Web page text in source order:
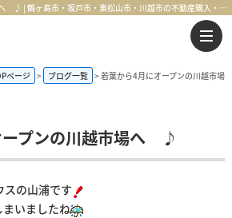
若葉から4月にオープンの川越市場へ ♪ | 鶴ヶ島市・坂戸市・東松山市・川越市の不動産購入・不動産売却のことならセンチュリー21明和ハウス
ページ ブログ一覧 若葉から4月にオープンの川越市
ープンの川越市場へ ♪
の山浦です
いましたね